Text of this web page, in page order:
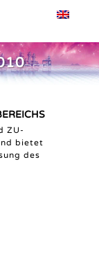
ZU-
bietet
des